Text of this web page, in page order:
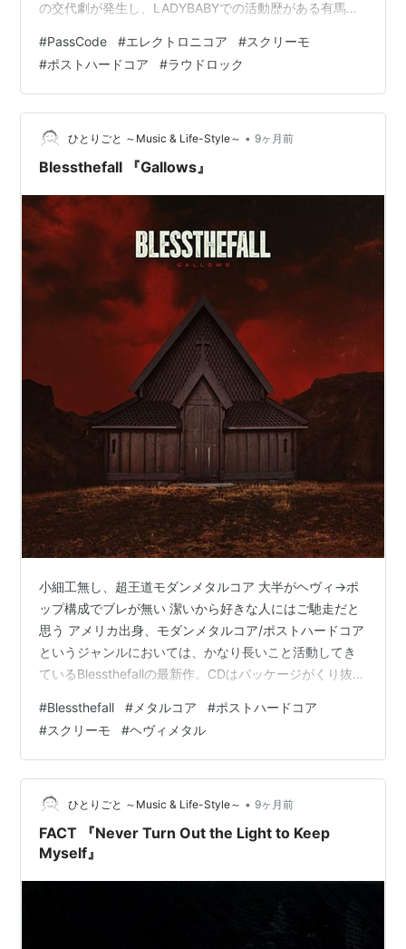
の交代劇が発生し、LADYBABYでの活動歴がある有馬え
ってから結構経ち、シングルもそれなりに出していたの
ですが、意外にもアルバムは初めてです。 このグループ
については、1stアルバムを出してた時点でもう方向性・
芸風が固まっているために、メンバーチェンジを経た本
作においても、大筋はまったく変わっていません。デジ
タルな加工を施し…
#PassCode #エレクトロニコア #スクリーモ
#ポストハードコア #ラウドロック
ひとりごと ～Music & Life-Style～ • 9ヶ月前
Blessthefall 『Gallows』
小細工無し、超王道モダンメタルコア 大半がヘヴィ→ポ
ップ構成でブレが無い 潔いから好きな人にはご馳走だと
思う アメリカ出身、モダンメタルコア/ポストハードコア
というジャンルにおいては、かなり長いこと活動してき
ているBlessthefallの最新作。CDはパッケージがくり抜き
バンド、有名なので名前は前々から知ってたんですが、
元々この手のモダンなメタルコアにはあまり明るくなか
ったこともあり、アルバムをしっかり聴き込んだことは
なかったんです。 ただ、今年はKILLSWITCH ENGAGEや
ALL THAT REMAINSが良作をリリースして、LO…
#Blessthefall # メタルコア #ポストハードコア
#スクリーモ #ヘヴィメタル
ひとりごと ～Music & Life-Style～ • 9ヶ月前
FACT 『Never Turn Out the Light to Keep
Myself』